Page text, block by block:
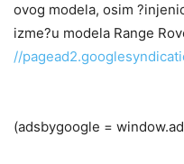
ovog modela, osim
izme?u modela Range
//
(adsbygoogle =